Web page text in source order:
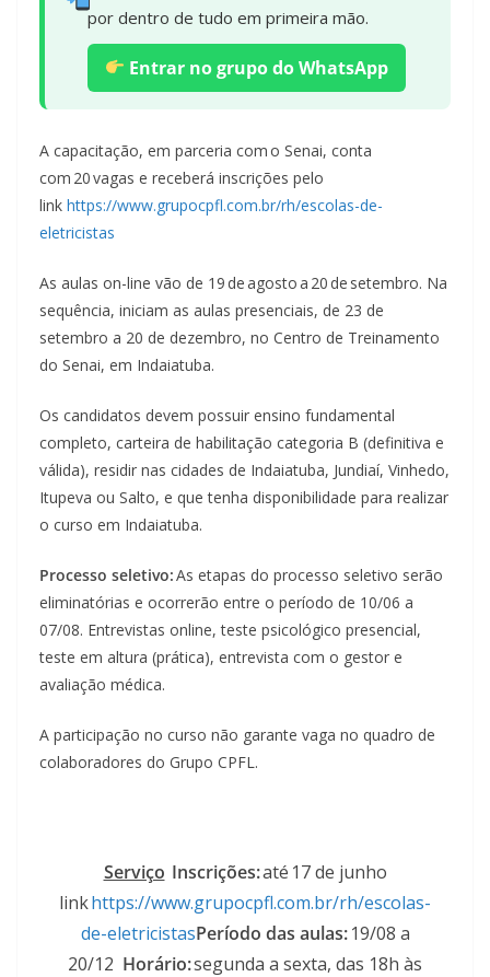
por dentro de tudo em primeira mão.
Entrar no grupo do WhatsApp
A capacitação, em parceria com o Senai, conta
com 20 vagas e receberá inscrições pelo
link https://www.grupocpfl.com.br/rh/escolas-de-
eletricistas
As aulas on-line vão de 19 de agosto a 20 de setembro. Na
sequência, iniciam as aulas presenciais, de 23 de
setembro a 20 de dezembro, no Centro de Treinamento
do Senai, em Indaiatuba.
Os candidatos devem possuir ensino fundamental
completo, carteira de habilitação categoria B (definitiva e
válida), residir nas cidades de Indaiatuba, Jundiaí, Vinhedo,
Itupeva ou Salto, e que tenha disponibilidade para realizar
o curso em Indaiatuba.
Processo seletivo:As etapas do processo seletivo serão
eliminatórias e ocorrerão entre o período de 10/06 a
07/08. Entrevistas online, teste psicológico presencial,
teste em altura (prática), entrevista com o gestor e
avaliação médica.
A participação no curso não garante vaga no quadro de
colaboradores do Grupo CPFL.
Serviço Inscrições:até 17 de junho
linkhttps://www.grupocpfl.com.br/rh/escolas-
de-eletricistasPeríodo das aulas:19/08 a
20/12 Horário:segunda a sexta, das 18h às